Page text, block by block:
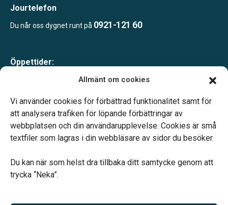
Allmänt om cookies
Vi använder cookies för förbättrad funktionalitet samt för
att analysera trafiken för löpande förbättringar av
webbplatsen och din användarupplevelse. Cookies är små
textfiler som lagras i din webbläsare av sidor du besöker.
Du kan när som helst dra tillbaka ditt samtycke genom att
trycka “Neka”.
Jourtelefon
Du når oss dygnet runt på 0921-121 60
Öppettider:
Lunchstängt 12.00–13.00
Telefonjour dygnet runt